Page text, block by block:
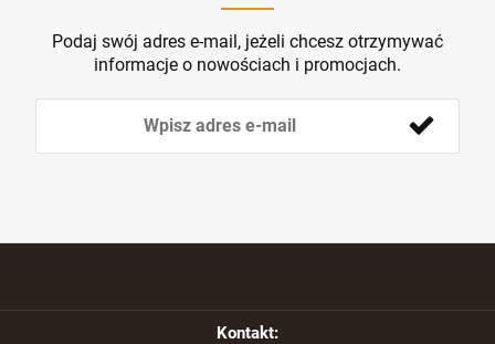
Podaj swój adres e-mail, jeżeli chcesz otrzymywać
informacje o nowościach i promocjach.
Kontakt: